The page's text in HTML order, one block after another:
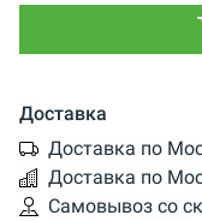
Доставка
Доставка по
Доставка по
Самовывоз со